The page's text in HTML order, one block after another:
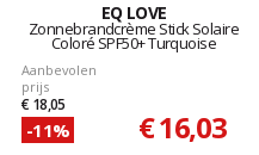
EQ LOVE
Zonnebrandcrème Stick Solaire
Coloré SPF50+ Turquoise
Aanbevolen
prijs
€ 18,05
-11% € 16,03